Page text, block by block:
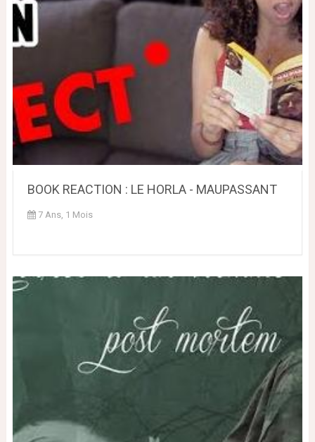
BOOK REACTION : LE HORLA - MAUPASSANT
7 Ans, 1 Mois